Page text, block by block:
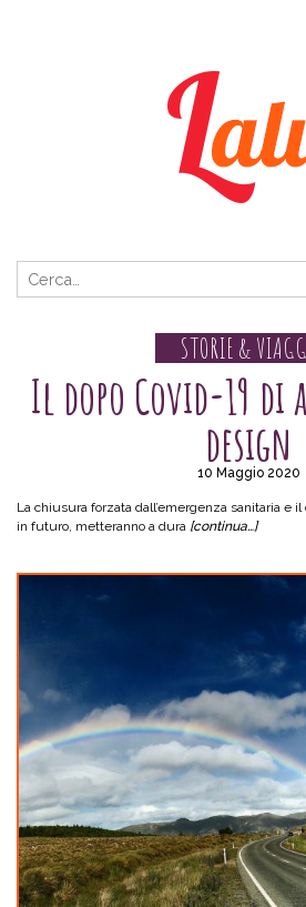
STORIE &
Il dopo Covid-19 di
design
10 Maggio 2020
La chiusura forzata dall’emergenza sanitaria e
in futuro, metteranno a dura [continua…]